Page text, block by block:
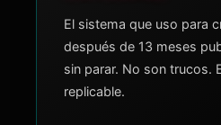
El sistema que uso para
después de 13 meses
sin parar. No son trucos.
replicable.